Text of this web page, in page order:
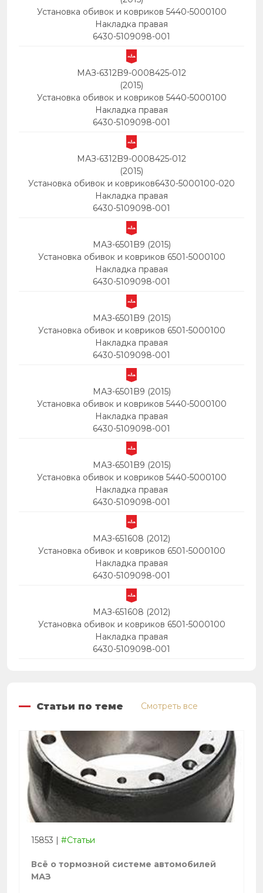
Установка обивок и ковриков 5440-5000100
Накладка правая
6430-5109098-001
МАЗ-6312B9-0008425-012
(2015)
Установка обивок и ковриков 5440-5000100
Накладка правая
6430-5109098-001
МАЗ-6312B9-0008425-012
(2015)
Установка обивок и ковриков6430-5000100-020
Накладка правая
6430-5109098-001
МАЗ-6501B9 (2015)
Установка обивок и ковриков 6501-5000100
Накладка правая
6430-5109098-001
МАЗ-6501B9 (2015)
Установка обивок и ковриков 6501-5000100
Накладка правая
6430-5109098-001
МАЗ-6501B9 (2015)
Установка обивок и ковриков 5440-5000100
Накладка правая
6430-5109098-001
МАЗ-6501B9 (2015)
Установка обивок и ковриков 5440-5000100
Накладка правая
6430-5109098-001
МАЗ-651608 (2012)
Установка обивок и ковриков 6501-5000100
Накладка правая
6430-5109098-001
МАЗ-651608 (2012)
Установка обивок и ковриков 6501-5000100
Накладка правая
6430-5109098-001
Статьи по теме Смотреть все
15853 | #Статьи
Всё о тормозной системе автомобилей
МАЗ